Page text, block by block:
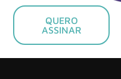
QUERO
ASSINAR